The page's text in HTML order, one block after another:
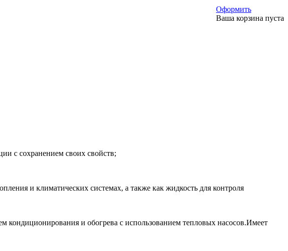
Оформить
Ваша корзина пуста
с сохранением своих свойств;
и климатических системах, а также как жидкость для контроля
кондиционирования и обогрева с использованием тепловых насосов.Имеет